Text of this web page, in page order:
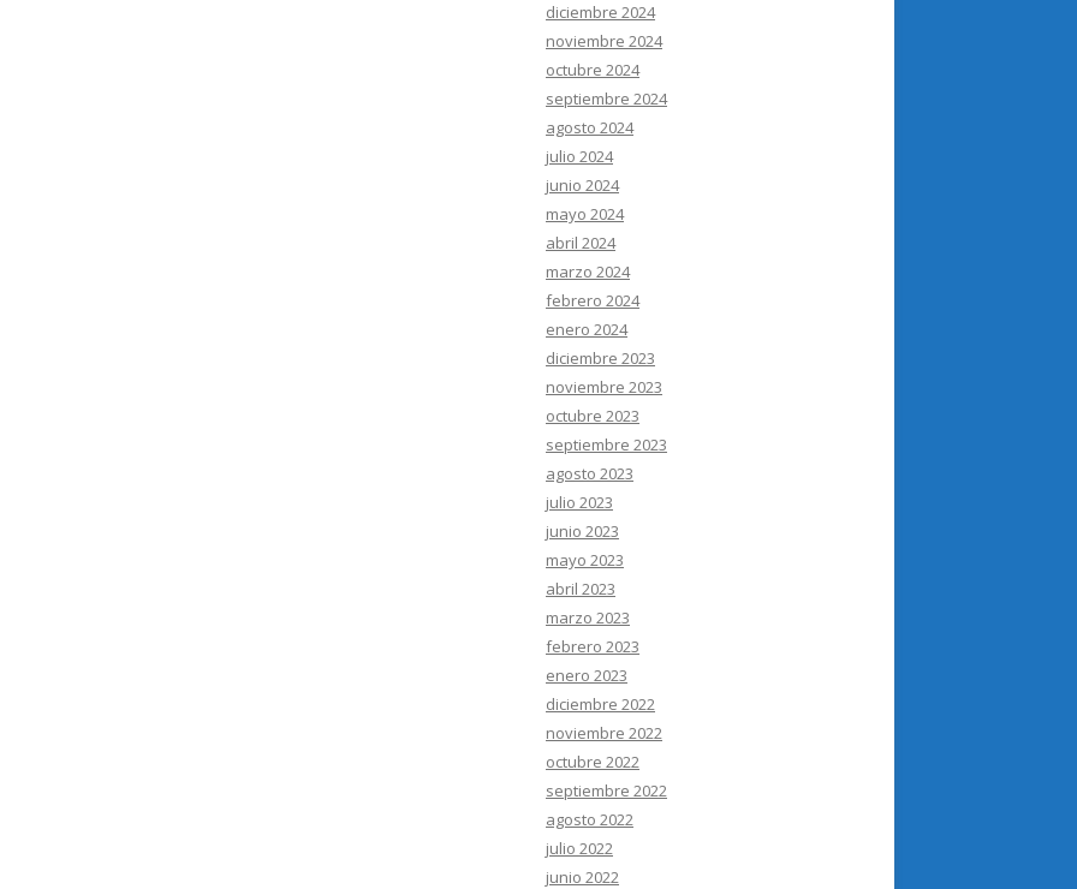
diciembre 2024
noviembre 2024
octubre 2024
septiembre 2024
agosto 2024
julio 2024
junio 2024
mayo 2024
abril 2024
marzo 2024
febrero 2024
enero 2024
diciembre 2023
noviembre 2023
octubre 2023
septiembre 2023
agosto 2023
julio 2023
junio 2023
mayo 2023
abril 2023
marzo 2023
febrero 2023
enero 2023
diciembre 2022
noviembre 2022
octubre 2022
septiembre 2022
agosto 2022
julio 2022
junio 2022